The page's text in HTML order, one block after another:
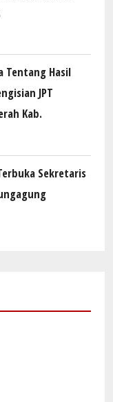
Tentang Hasil
JPT
Kab.
Sekretaris